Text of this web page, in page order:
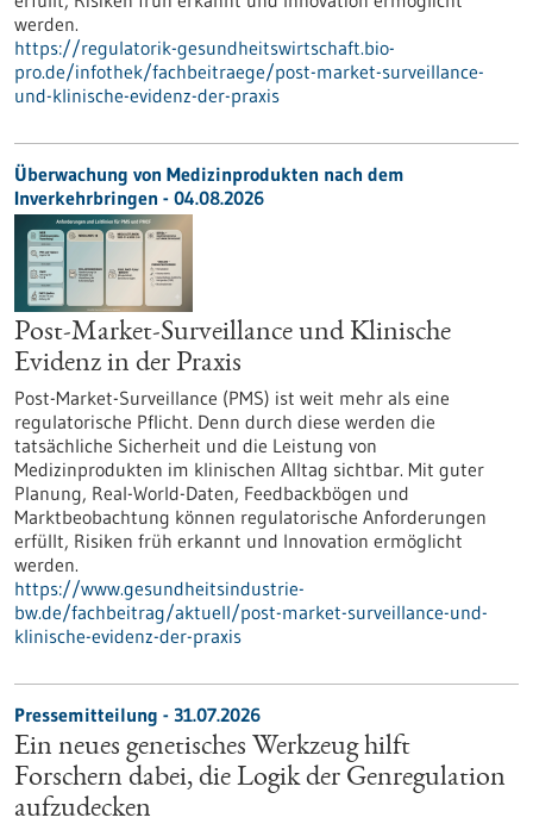
werden.
https://regulatorik-gesundheitswirtschaft.bio-
pro.de/infothek/fachbeitraege/post-market-surveillance-
und-klinische-evidenz-der-praxis
Überwachung von Medizinprodukten nach dem
Inverkehrbringen - 04.08.2026
Post-Market-Surveillance und Klinische
Evidenz in der Praxis
Post-Market-Surveillance (PMS) ist weit mehr als eine
regulatorische Pflicht. Denn durch diese werden die
tatsächliche Sicherheit und die Leistung von
Medizinprodukten im klinischen Alltag sichtbar. Mit guter
Planung, Real-World-Daten, Feedbackbögen und
Marktbeobachtung können regulatorische Anforderungen
erfüllt, Risiken früh erkannt und Innovation ermöglicht
werden.
https://www.gesundheitsindustrie-
bw.de/fachbeitrag/aktuell/post-market-surveillance-und-
klinische-evidenz-der-praxis
Pressemitteilung - 31.07.2026
Ein neues genetisches Werkzeug hilft
Forschern dabei, die Logik der Genregulation
aufzudecken